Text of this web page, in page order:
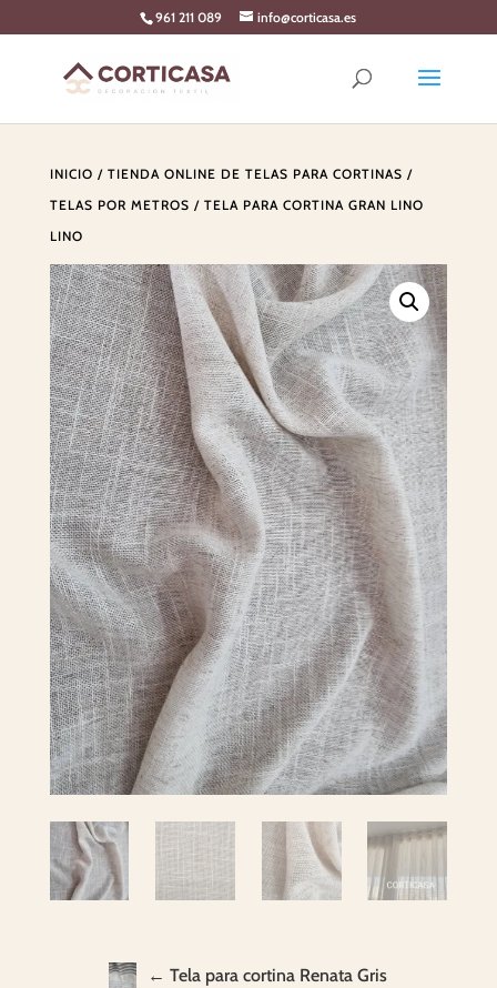
to
961 211 089 info@corticasa.es
INICIO / TIENDA ONLINE DE TELAS PARA CORTINAS /
TELAS POR METROS / TELA PARA CORTINA GRAN LINO
LINO
← Tela para cortina Renata Gris